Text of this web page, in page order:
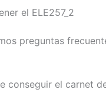
el ELE257_2
preguntas
conseguir el carnet